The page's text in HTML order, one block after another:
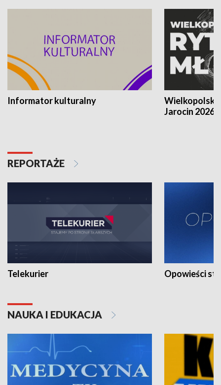
Informator kulturalny
Jarocin 2026
REPORTAŻE
Telekurier Opowieści
NAUKA I EDUKACJA